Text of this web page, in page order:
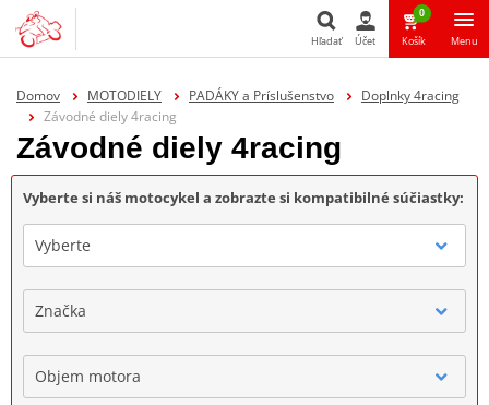
Hľadať
Hľadať Účet
0
Košík Menu
Domov MOTODIELY PADÁKY a Príslušenstvo
Doplnky 4racing
Závodné diely 4racing
Závodné diely 4racing
Vyberte si náš motocykel a zobrazte si kompatibilné súčiastky:
Vyberte
Značka
Objem motora